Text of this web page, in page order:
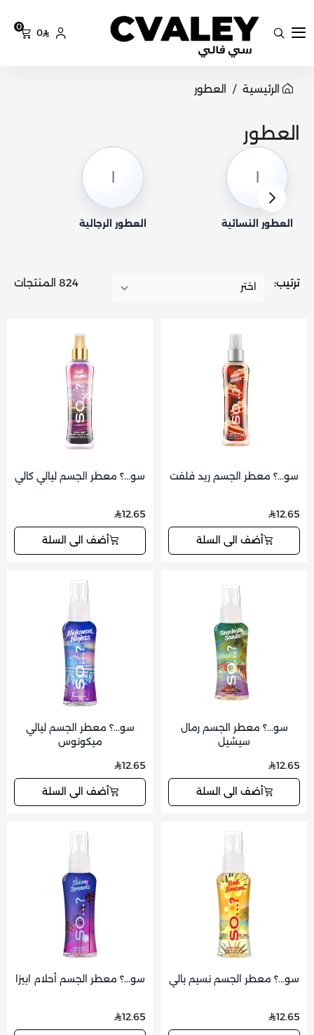
سي فالي
0
0
الرئيسية العطور
العطور
العطور النسائية العطور الرجالية
ترتيب: 824 المنتجات
سو...؟ معطر الجسم ريد فلفت
12.65
أضف الى السلة
سو...؟ معطر الجسم ليالي كالي
12.65
أضف الى السلة
سو...؟ معطر الجسم رمال
سيشيل
12.65
أضف الى السلة
سو...؟ معطر الجسم ليالي
ميكونوس
12.65
أضف الى السلة
سو...؟ معطر الجسم نسيم بالي
12.65
سو...؟ معطر الجسم أحلام ابيزا
12.65